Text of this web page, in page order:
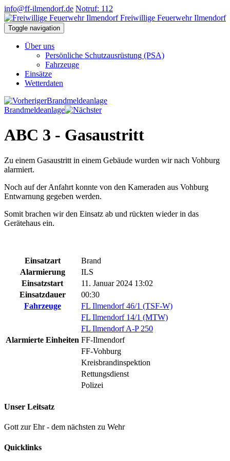
info@ff-ilmendorf.de Notruf: 112
Freiwillige Feuerwehr Ilmendorf
Toggle navigation
Über uns
Persönliche Schutzausrüstung (PSA)
Fahrzeuge
Einsätze
Wetterdaten
Brandmeldeanlage
Brandmeldeanlage
ABC 3 - Gasaustritt
Zu einem Gasaustritt in einem Gebäude wurden wir nach Vohburg
alarmiert.
Noch auf der Anfahrt konnte von den Kameraden aus Vohburg
Entwarnung gegeben werden.
Somit brachen wir den Einsatz ab und rückten wieder in das
Gerätehaus ein.
Einsatzart
Brand
Alarmierung
ILS
Einsatzstart
11. Januar 2024 13:02
Einsatzdauer
00:30
Fahrzeuge
FL Ilmendorf 46/1 (TSF-W)
FL Ilmendorf 14/1 (MTW)
FL Ilmendorf A-P 250
Alarmierte Einheiten FF-Ilmendorf
FF-Vohburg
Kreisbrandinspektion
Rettungsdienst
Polizei
Unser Leitsatz
Gott zur Ehr - dem nächsten zu Wehr
Quicklinks